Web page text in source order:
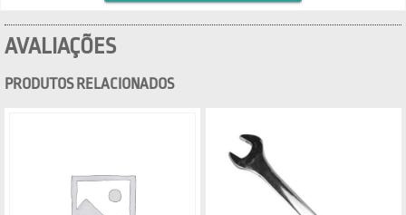
AVALIAÇÕES
PRODUTOS RELACIONADOS